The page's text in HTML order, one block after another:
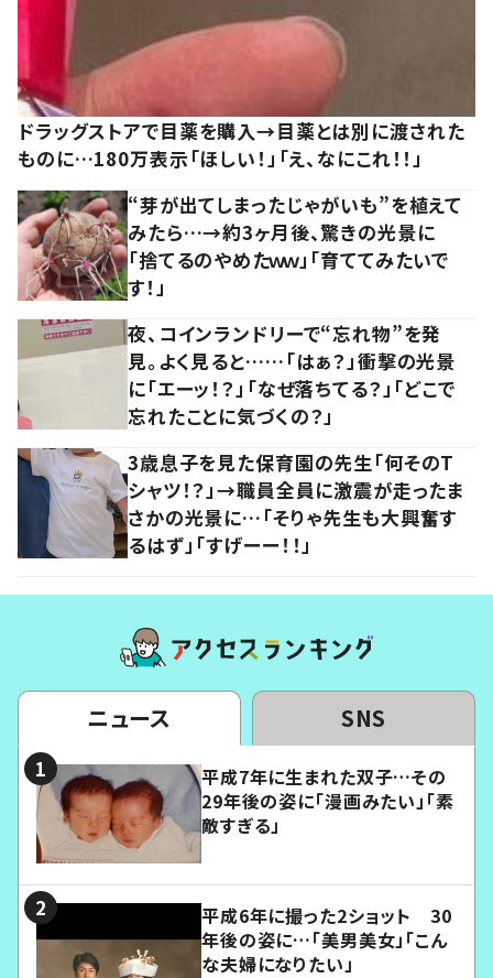
ドラッグストアで目薬を購入→目薬とは別に渡された
ものに…180万表示「ほしい！」「え、なにこれ！！」
“芽が出てしまったじゃがいも”を植えて
みたら…→約3ヶ月後、驚きの光景に
「捨てるのやめたｗｗ」「育ててみたいで
す！」
夜、コインランドリーで“忘れ物”を発
見。よく見ると……「はぁ？」衝撃の光景
に「エーッ！？」「なぜ落ちてる？」「どこで
忘れたことに気づくの？」
3歳息子を見た保育園の先生「何そのT
シャツ！？」→職員全員に激震が走ったま
さかの光景に…「そりゃ先生も大興奮す
るはず」「すげーー！！」
ニュース SNS
平成7年に生まれた双子…その
29年後の姿に「漫画みたい」「素
敵すぎる」
平成6年に撮った2ショット 30
年後の姿に…「美男美女」「こん
な夫婦になりたい」